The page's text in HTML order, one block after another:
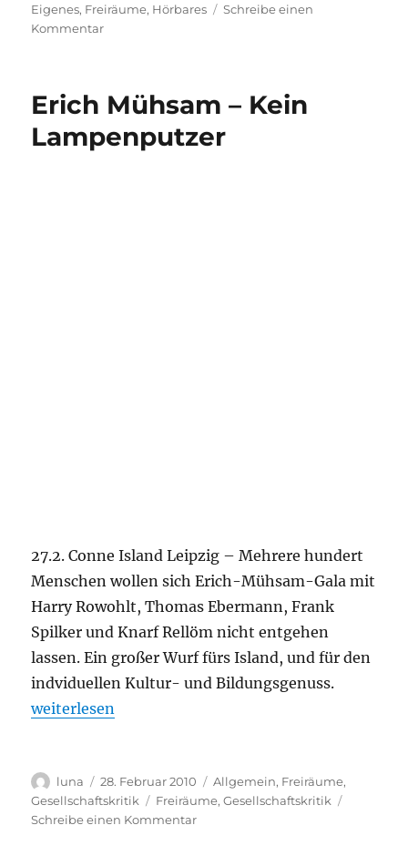
am
Eigenes, Freiräume, Hörbares
Schreibe einen
Kommentarzu
Erich Mühsam – Kein
Lampenputzer
27.2. Conne Island Leipzig – Mehrere hundert
Menschen wollen sich Erich-Mühsam-Gala mit
Harry Rowohlt, Thomas Ebermann, Frank
Spilker und Knarf Rellöm nicht entgehen
lassen. Ein großer Wurf fürs Island, und für den
indviduellen Kultur- und Bildungsgenuss.
„Erich Mühsam – Kein Lampenputzer“
weiterlesen
Autor
luna
Veröffentlicht
am
28. Februar 2010 Kategorien
Allgemein, Freiräume,
Gesellschaftskritik
Schlagwörter
Freiräume,Gesellschaftskritik
Schreibe einen Kommentarzu